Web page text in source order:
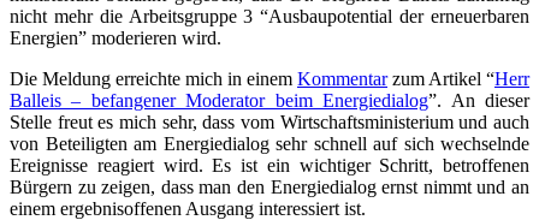
nicht mehr die Arbeits­grup­pe 3 “Aus­bau­po­ten­ti­al der erneu­er­ba­ren
Ener­gien” mode­rie­ren wird.
Die Mel­dung erreich­te mich in einem Kom­men­tarzum Arti­kel “Herr
Ball­eis – befan­ge­ner Mode­ra­tor beim Ener­gie­dia­log”. An die­ser
Stel­le freut es mich sehr, dass vom Wirt­schafts­mi­nis­te­ri­um und auch
von Betei­lig­ten am Ener­gie­dia­log sehr schnell auf sich wech­seln­de
Ereig­nis­se reagiert wird. Es ist ein wich­ti­ger Schritt, betrof­fe­nen
Bür­gern zu zei­gen, dass man den Ener­gie­dia­log ernst nimmt und an
einem ergeb­nis­of­fe­nen Aus­gang inter­es­siert ist.